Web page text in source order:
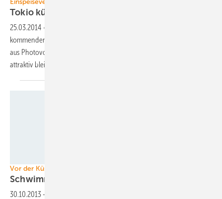
Einspeisevergütung in Japan
Tokio kürzt
25.03.2014 -
kommenden Geschäftsjahres in Japan die Einspeisetarife für Strom
aus Photovoltaikanlagen senken. Der Markt wird aber immer noch
attraktiv bleiben.
Vor der Küste von Fukushima
Schwimmende Offshore-Turbine für
30.10.2013 -